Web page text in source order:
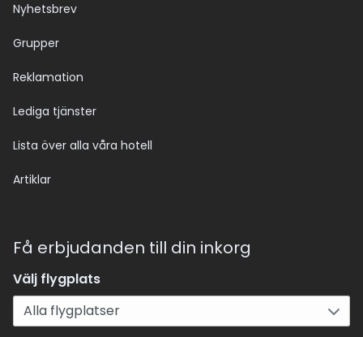
Nyhetsbrev
Grupper
Reklamation
Lediga tjänster
Lista över alla våra hotell
Artiklar
Få erbjudanden till din inkorg
Välj flygplats